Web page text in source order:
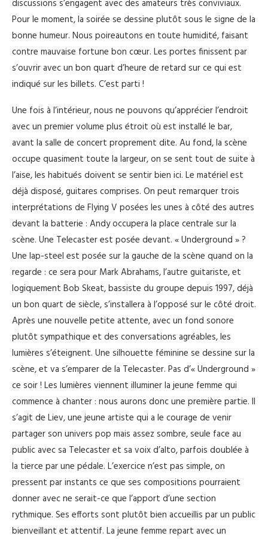
discussions s’engagent avec des amateurs très conviviaux.
Pour le moment, la soirée se dessine plutôt sous le signe de la
bonne humeur. Nous poireautons en toute humidité, faisant
contre mauvaise fortune bon cœur. Les portes finissent par
s’ouvrir avec un bon quart d’heure de retard sur ce qui est
indiqué sur les billets. C’est parti !
Une fois à l’intérieur, nous ne pouvons qu’apprécier l’endroit
avec un premier volume plus étroit où est installé le bar,
avant la salle de concert proprement dite. Au fond, la scène
occupe quasiment toute la largeur, on se sent tout de suite à
l’aise, les habitués doivent se sentir bien ici. Le matériel est
déjà disposé, guitares comprises. On peut remarquer trois
interprétations de Flying V posées les unes à côté des autres
devant la batterie : Andy occupera la place centrale sur la
scène. Une Telecaster est posée devant. « Underground » ?
Une lap-steel est posée sur la gauche de la scène quand on la
regarde : ce sera pour Mark Abrahams, l’autre guitariste, et
logiquement Bob Skeat, bassiste du groupe depuis 1997, déjà
un bon quart de siècle, s’installera à l’opposé sur le côté droit.
Après une nouvelle petite attente, avec un fond sonore
plutôt sympathique et des conversations agréables, les
lumières s’éteignent. Une silhouette féminine se dessine sur la
scène, et va s’emparer de la Telecaster. Pas d’« Underground »
ce soir ! Les lumières viennent illuminer la jeune femme qui
commence à chanter : nous aurons donc une première partie. Il
s’agit de Liev, une jeune artiste qui a le courage de venir
partager son univers pop mais assez sombre, seule face au
public avec sa Telecaster et sa voix d’alto, parfois doublée à
la tierce par une pédale. L’exercice n’est pas simple, on
pressent par instants ce que ses compositions pourraient
donner avec ne serait-ce que l’apport d’une section
rythmique. Ses efforts sont plutôt bien accueillis par un public
bienveillant et attentif. La jeune femme repart avec un